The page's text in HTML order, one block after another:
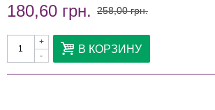
180,60 грн. 258,00 грн.
-
+ В КОРЗИНУ